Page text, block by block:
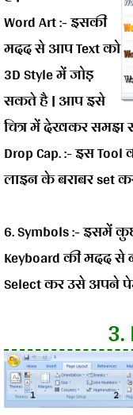
Word Art :-इसकी
मदद से आप Text को
3D Style में जोड़
सकते है | आप इसे
चित्र में देखकर समझ
Drop Cap. :-इस Tool
लाइन के बराबर set
6. Symbols :-इसमें
Keyboard की मदद
Select कर उसे अपने